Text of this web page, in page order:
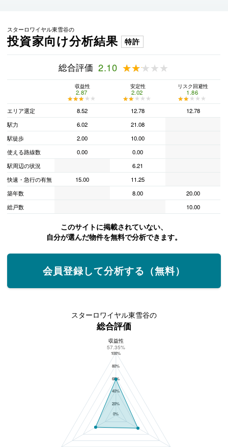
スターロワイヤル東雪谷の
投資家向け分析結果 特許
総合評価 2.10 ★★★★★
★★★★★
収益性
2.87
★★★★★
★★★★★
安定性
2.02
★★★★★
★★★★★
リスク回避性
1.86
★★★★★
★★★★★
エリア選定
8.52 12.78
12.78
駅力
6.02
21.08
駅徒歩
2.00
10.00
使える路線数
0.00
0.00
駅周辺の状況
6.21
快速・急行の有無
15.00
11.25
築年数
8.00
20.00
総戸数
10.00
このサイトに掲載されていない、
自分が選んだ物件を無料で分析できます。
会員登録して分析する（無料）
スターロワイヤル東雪谷の
総合評価
スターロワイヤル東雪谷の総合評価
100%
80%
60%
40%
20%
0%
収益性
57.35%